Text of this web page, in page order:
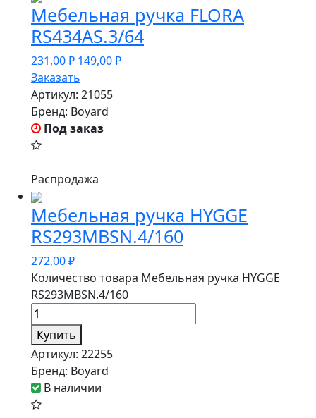
Мебельная ручка FLORA
RS434AS.3/64
231,00₽ 149,00₽
Заказать
Артикул: 21055
Бренд: Boyard
Под заказ
Распродажа
Мебельная ручка HYGGE
RS293MBSN.4/160
272,00₽
Количество товара Мебельная ручка HYGGE
RS293MBSN.4/160
Купить
Артикул: 22255
Бренд: Boyard
В наличии